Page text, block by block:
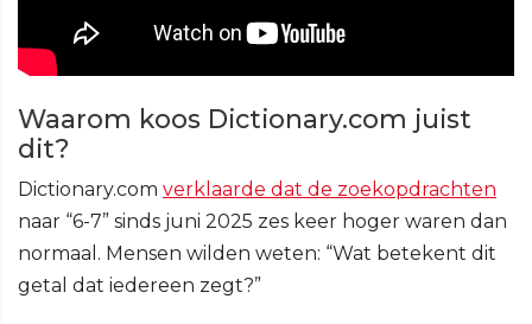
Waarom koos Dictionary.com juist
dit?
Dictionary.com verklaarde dat de zoekopdrachten
naar “6-7” sinds juni 2025 zes keer hoger waren dan
normaal. Mensen wilden weten: “Wat betekent dit
getal dat iedereen zegt?”